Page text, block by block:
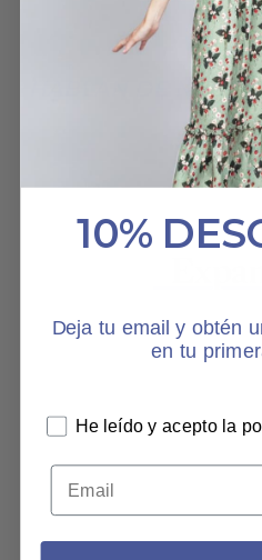
HABLAN DE
10%
Deja tu email y obtén
en tu
He leído y acepto la